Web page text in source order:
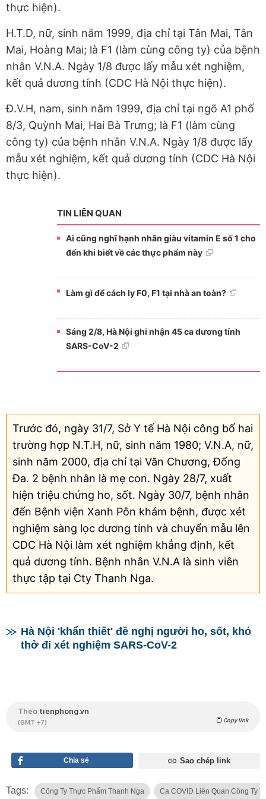
thực hiện).
H.T.D, nữ, sinh năm 1999, địa chỉ tại Tân Mai, Tân
Mai, Hoàng Mai; là F1 (làm cùng công ty) của bệnh
nhân V.N.A. Ngày 1/8 được lấy mẫu xét nghiệm,
kết quả dương tính (CDC Hà Nội thực hiện).
Đ.V.H, nam, sinh năm 1999, địa chỉ tại ngõ A1 phố
8/3, Quỳnh Mai, Hai Bà Trưng; là F1 (làm cùng
công ty) của bệnh nhân V.N.A. Ngày 1/8 được lấy
mẫu xét nghiệm, kết quả dương tính (CDC Hà Nội
thực hiện).
TIN LIÊN QUAN
Ai cũng nghĩ hạnh nhân giàu vitamin E số 1 cho
đến khi biết về các thực phẩm này
Làm gì để cách ly F0, F1 tại nhà an toàn?
Sáng 2/8, Hà Nội ghi nhận 45 ca dương tính
SARS-CoV-2
Trước đó, ngày 31/7, Sở Y tế Hà Nội công bố hai
trường hợp N.T.H, nữ, sinh năm 1980; V.N.A, nữ,
sinh năm 2000, địa chỉ tại Văn Chương, Đống
Đa. 2 bệnh nhân là mẹ con. Ngày 28/7, xuất
hiện triệu chứng ho, sốt. Ngày 30/7, bệnh nhân
đến Bệnh viện Xanh Pôn khám bệnh, được xét
nghiệm sàng lọc dương tính và chuyển mẫu lên
CDC Hà Nội làm xét nghiệm khẳng định, kết
quả dương tính. Bệnh nhân V.N.A là sinh viên
thực tập tại Cty Thanh Nga.
Hà Nội 'khẩn thiết' đề nghị người ho, sốt, khó
thở đi xét nghiệm SARS-CoV-2
Theo tienphong.vn
(GMT +7) Copy link
Chia sẻ Sao chép link
Tags: Công Ty Thực Phẩm Thanh Nga Ca COVID Liên Quan Công Ty